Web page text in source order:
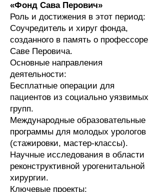
«Фонд Сава Перович»
Роль и достижения в этот период:
Соучредитель и хируг фонда,
созданного в память о профессоре
Саве Перовича.
Основные направления
деятельности:
Бесплатные операции для
пациентов из социально уязвимых
групп.
Международные образовательные
программы для молодых урологов
(стажировки, мастер-классы).
Научные исследования в области
реконструктивной урогенитальной
хирургии.
Ключевые проекты: